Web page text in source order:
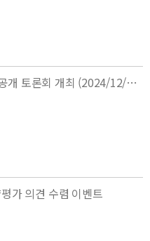
AI 영상합성서비스 윤리영향평가 공개 토론회 개최 (2024/12/20)
가 의견 수렴 이벤트